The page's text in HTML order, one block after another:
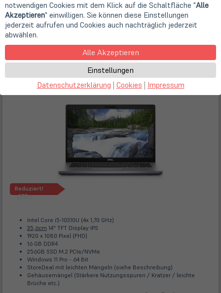
Lieferbar
In den
Warenkorb
Dell Latitude 5410
| Art.-Nr.A63131
Reduziert!
-40%
Intel Core i5-10310U (4x 1,70 GHz)
35,6cm 14" TFT Display IPS
1920 x 1080 Pixel (FHD)
16 GB DDR4
256GB SSD M.2 PCIe/NVMe
Windows 11 Pro - 64 Bit
StoreDeal mit leichten Mängeln (siehe Beschreibung)
Gehäusemängel (Stärkere Nutzungsspuren / Kratzer / leichte
Brüche etc.)
notwendigen Cookies mit dem Klick auf die Schaltfläche "Alle
Akzeptieren" einwilligen. Sie können diese Einstellungen
jederzeit aufrufen und Cookies auch nachträglich jederzeit
abwählen.
Alle Akzeptieren
Einstellungen
Datenschutzerklärung | Cookies | Impressum